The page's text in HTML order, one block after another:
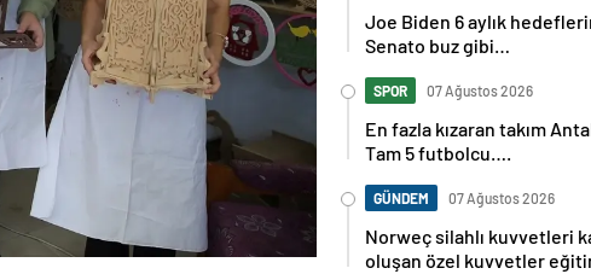
Joe Biden 6 aylık
Senato buz gibi…
SPOR 07 Ağustos 2026
En fazla kızaran takım
Tam 5 futbolcu….
GÜNDEM 07 Ağustos 2026
Norweç silahlı kuvvetleri
oluşan özel kuvvetler